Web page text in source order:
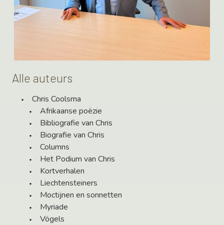
Alle auteurs
Chris Coolsma
Afrikaanse poëzie
Bibliografie van Chris
Biografie van Chris
Columns
Het Podium van Chris
Kortverhalen
Liechtensteiners
Moctijnen en sonnetten
Myriade
Vögels